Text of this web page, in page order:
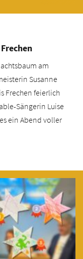
am
Susanne
Frechen feierlich
Sängerin Luise
ein Abend voller